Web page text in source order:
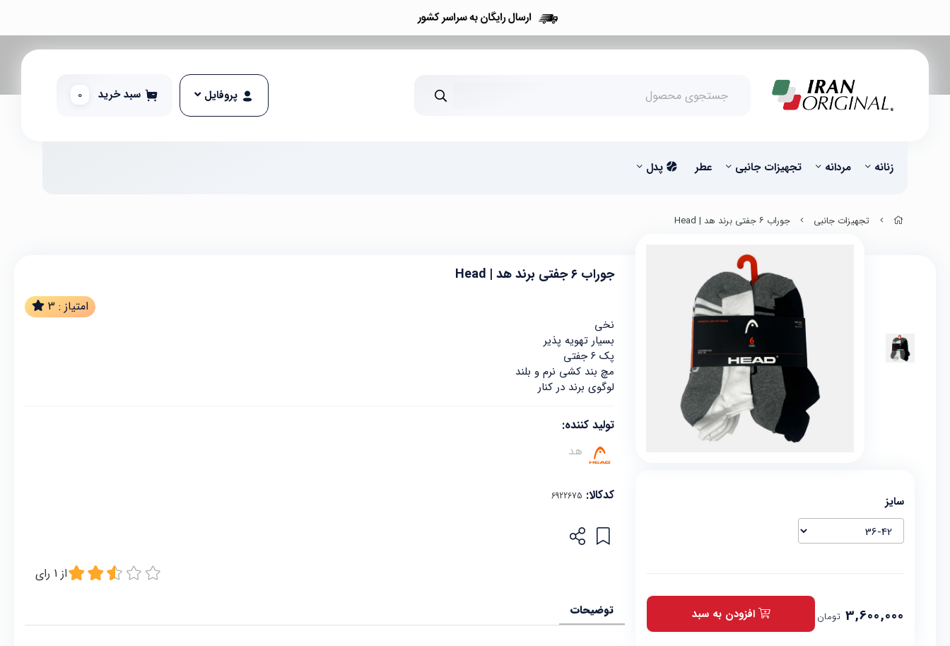
پروفایل سبد خرید 0
زنانه مردانه تجهیزات جانبی عطر پدل
تجهیزات جانبی جوراب ۶ جفتی برند هد | Head
سایز
3,600,000 تومان افزودن به سبد
جوراب ۶ جفتی برند هد | Head
امتیاز : 3
نخی
بسیار تهویه پذیر
پک ۶ جفتی
مچ بند کشی نرم و بلند
لوگوی برند در کنار
تولید کننده:
هد
کدکالا:
از 1 رای
توضیحات